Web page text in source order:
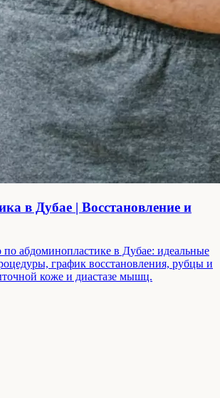
в Дубае | Восстановление и
по абдоминопластике в Дубае: идеальные
график восстановления, рубцы и
коже и диастазе мышц.